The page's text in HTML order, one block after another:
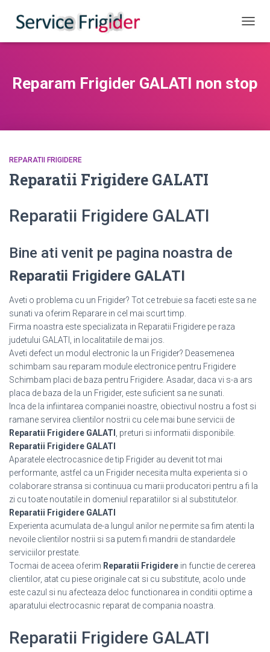
Reparam Frigider GALATI non stop
REPARATII FRIGIDERE
Reparatii Frigidere GALATI
Reparatii Frigidere GALATI
Bine ati venit pe pagina noastra de
Reparatii Frigidere GALATI
Aveti o problema cu un Frigider? Tot ce trebuie sa faceti este sa ne
sunati va oferim Reparare in cel mai scurt timp.
Firma noastra este specializata in Reparatii Frigidere pe raza
judetului GALATI, in localitatiile de mai jos.
Aveti defect un modul electronic la un Frigider? Deasemenea
schimbam sau reparam module electronice pentru Frigidere
Schimbam placi de baza pentru Frigidere. Asadar, daca vi s-a ars
placa de baza de la un Frigider, este suficient sa ne sunati.
Inca de la infiintarea companiei noastre, obiectivul nostru a fost si
ramane servirea clientilor nostrii cu cele mai bune servicii de
Reparatii Frigidere GALATI
, preturi si informatii disponibile.
Reparatii Frigidere GALATI
Aparatele electrocasnice de tip Frigider au devenit tot mai
performante, astfel ca un Frigider necesita multa experienta si o
colaborare stransa si continuua cu marii producatori pentru a fi la
zi cu toate noutatile in domeniul reparatiilor si al substitutelor.
Reparatii Frigidere GALATI
Experienta acumulata de-a lungul anilor ne permite sa fim atenti la
nevoile clientilor nostrii si sa putem fi mandrii de standardele
serviciilor prestate.
Tocmai de aceea oferim Reparatii Frigidere in functie de cererea
clientilor, atat cu piese originale cat si cu substitute, acolo unde
este cazul si nu afecteaza deloc functionarea in conditii optime a
aparatului electrocasnic reparat de compania noastra.
Reparatii Frigidere GALATI